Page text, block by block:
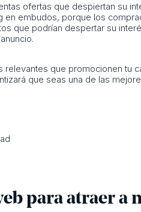
ofertas que despiertan su
en embudos, porque los
que podrían despertar su
que promocionen tu
que seas una de las
para atraer a